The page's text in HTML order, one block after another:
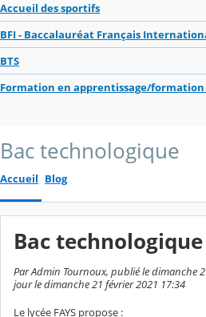
Accueil des sportifs
BFI - Baccalauréat Français
BTS
Formation en apprentissage/
Bac technologique
Accueil Blog
Bac technologique
Par Admin Tournoux, publié le dimanche
jour le dimanche 21 février 2021 17:34
Le lycée FAYS propose :